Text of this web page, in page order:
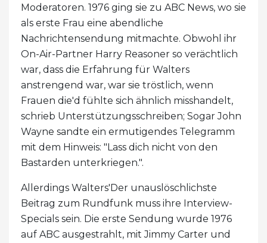
Moderatoren. 1976 ging sie zu ABC News, wo sie
als erste Frau eine abendliche
Nachrichtensendung mitmachte. Obwohl ihr
On-Air-Partner Harry Reasoner so verächtlich
war, dass die Erfahrung für Walters
anstrengend war, war sie tröstlich, wenn
Frauen die'd fühlte sich ähnlich misshandelt,
schrieb Unterstützungsschreiben; Sogar John
Wayne sandte ein ermutigendes Telegramm
mit dem Hinweis: "Lass dich nicht von den
Bastarden unterkriegen.".
Allerdings Walters'Der unauslöschlichste
Beitrag zum Rundfunk muss ihre Interview-
Specials sein. Die erste Sendung wurde 1976
auf ABC ausgestrahlt, mit Jimmy Carter und